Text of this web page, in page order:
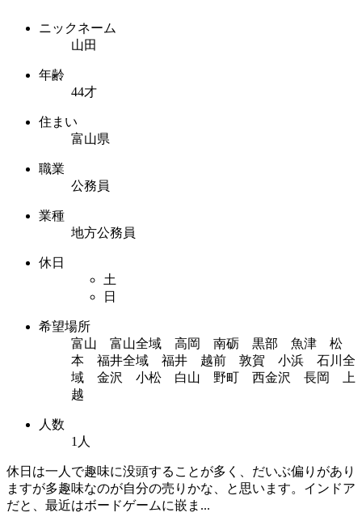
ニックネーム
山田
年齢
44才
住まい
富山県
職業
公務員
業種
地方公務員
休日
土
日
希望場所
富山 富山全域 高岡 南砺 黒部 魚津 松
本 福井全域 福井 越前 敦賀 小浜 石川全
域 金沢 小松 白山 野町 西金沢 長岡 上
越
人数
1人
休日は一人で趣味に没頭することが多く、だいぶ偏りがあり
ますが多趣味なのが自分の売りかな、と思います。インドア
だと、最近はボードゲームに嵌ま...